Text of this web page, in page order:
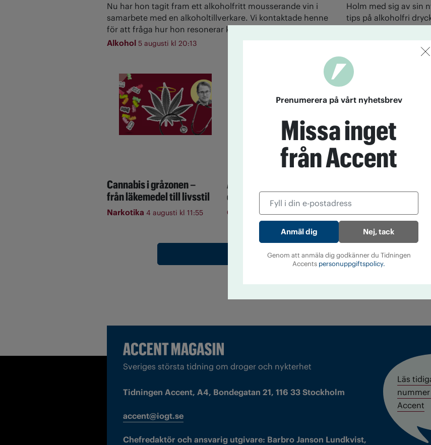
Nu har hon tagit fram ett alkoholfritt mousserande vin i
samarbete med en alkoholtillverkare. Vi kontaktade henne
för att fråga hur hon resonerar kring det.
Alkohol 5 augusti kl 20:13
Cannabis i gråzonen –
från läkemedel till livsstil
Narkotika 4 augusti kl 11:55
Avmattning i USA:s
cannabisvåg
Cannabis3 augusti kl 12:00
Holm med sig av sin
tips på alkoholfri
alkoholreklamen
Alkohol23 juni kl 14:20
Till startsidan
Sveriges största tidning om droger och nykterhet
Tidningen Accent, A4, Bondegatan 21, 116 33 Stockholm
accent@iogt.se
Chefredaktör och ansvarig utgivare: Barbro Janson Lundkvist,
Läs
nummer
Accent
Prenumerera på vårt nyhetsbrev
Missa inget
från Accent
Nej, tack
Genom att anmäla dig godkänner du Tidningen
Accents personuppgiftspolicy.